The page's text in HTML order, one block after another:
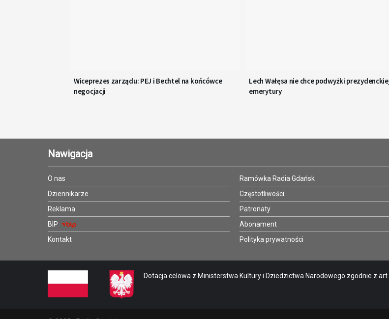
Wiceprezes zarządu: PEJ i Bechtel na końcówce
negocjacji
Lech Wałęsa nie chce podwyżki
emerytury
Nawigacja
O nas
Dziennikarze
Reklama
BIP
Kontakt
Ramówka Radia Gdańsk
Częstotliwości
Patronaty
Abonament
Polityka prywatności
Dotacja celowa z Ministerstwa Kultury i Dziedzictwa Narodowego zgodnie z